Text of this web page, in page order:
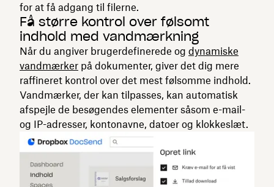
for at få adgang til filerne.
Få større kontrol over følsomt
indhold med vandmærkning
Når du angiver brugerdefinerede og dynamiske
vandmærker på dokumenter, giver det dig mere
raffineret kontrol over det mest følsomme indhold.
Vandmærker, der kan tilpasses, kan automatisk
afspejle de besøgendes elementer såsom e-mail-
og IP-adresser, kontonavne, datoer og klokkeslæt.